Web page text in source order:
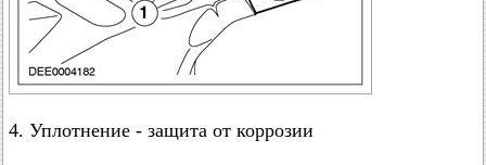
4. Уплотнение - защита от коррозии